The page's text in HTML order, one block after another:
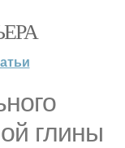
глины